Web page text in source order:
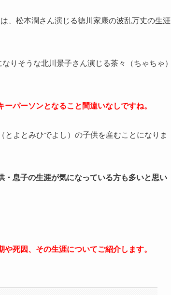
、松本潤さん演じる徳川家康の波乱万丈の生涯
りそうな北川景子さん演じる茶々（ちゃちゃ
パーソンとなること間違いなしですね。
よとみひでよし）の子供を産むことになりま
息子の生涯が気になっている方も多いと思い
死因、その生涯についてご紹介します。